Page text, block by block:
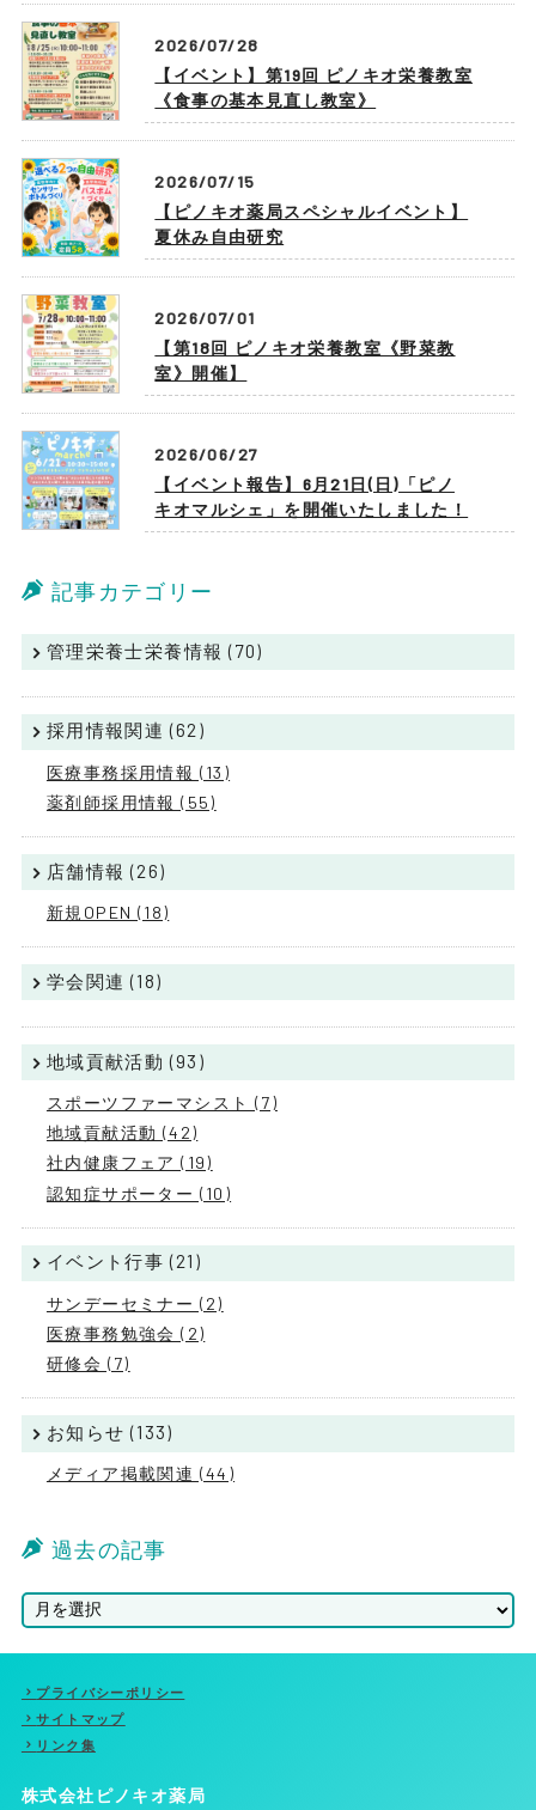
2026/07/28
【イベント】第19回 ピノキオ栄養教室
《食事の基本見直し教室》
2026/07/15
【ピノキオ薬局スペシャルイベント】
夏休み自由研究
2026/07/01
【第18回 ピノキオ栄養教室《野菜教
室》開催】
2026/06/27
【イベント報告】6月21日(日)「ピノ
キオマルシェ」を開催いたしました！
記事カテゴリー
管理栄養士栄養情報 (70)
採用情報関連 (62)
医療事務採用情報 (13)
薬剤師採用情報 (55)
店舗情報 (26)
新規OPEN (18)
学会関連 (18)
地域貢献活動 (93)
スポーツファーマシスト (7)
地域貢献活動 (42)
社内健康フェア (19)
認知症サポーター (10)
イベント行事 (21)
サンデーセミナー (2)
医療事務勉強会 (2)
研修会 (7)
お知らせ (133)
メディア掲載関連 (44)
過去の記事
プライバシーポリシー
サイトマップ
リンク集
株式会社ピノキオ薬局